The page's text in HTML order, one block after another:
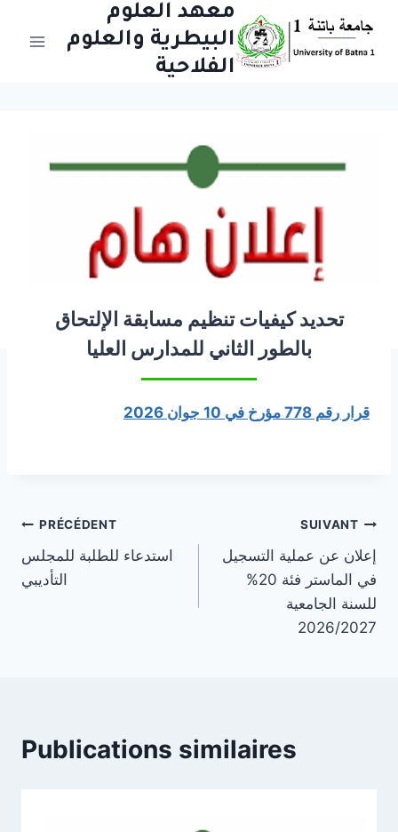
معهد العلوم
البيطرية والعلوم
الفلاحية
تحديد كيفيات تنظيم مسابقة الإلتحاق
بالطور الثاني للمدارس العليا
قرار رقم 778 مؤرخ في 10 جوان 2026
Navigation
de
PRÉCÉDENT
استدعاء للطلبة للمجلس
التأديبي
SUIVANT
إعلان عن عملية التسجيل
في الماستر فئة 20%
للسنة الجامعية
2026/2027
Publications similaires